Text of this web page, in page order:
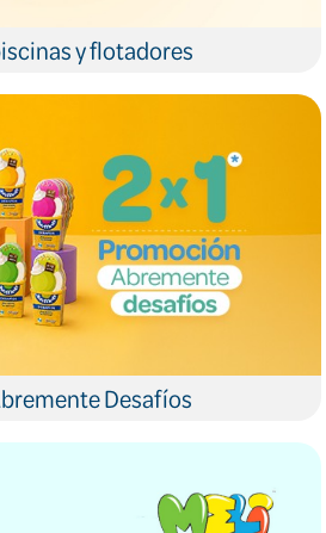
y flotadores
Desafíos